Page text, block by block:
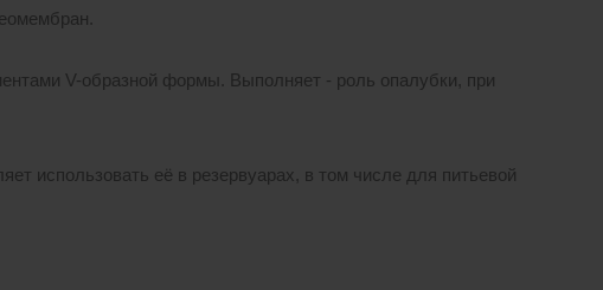
V-образной формы. Выполняет - роль опалубки, при
использовать её в резервуарах, в том числе для питьевой